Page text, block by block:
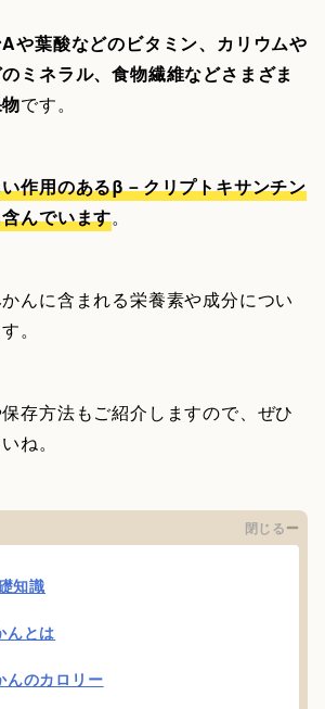
や葉酸などのビタミン、カリウムや
ミネラル、食物繊維などさまざま
です。
作用のあるβ－クリプトキサンチン
んでいます。
んに含まれる栄養素や成分につい
。
存方法もご紹介しますので、ぜひ
ね。
閉じる
知識
んとは
んのカロリー